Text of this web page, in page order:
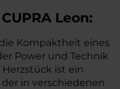
CUPRA Leon:
Kompaktheit eines
Power und Technik
ist ein
in verschiedenen